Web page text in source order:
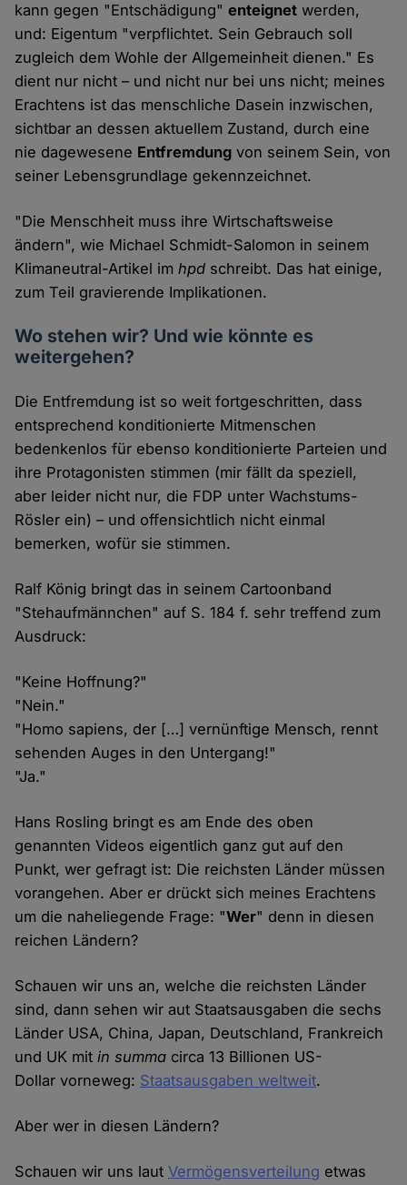
kann gegen "Entschädigung"enteignet werden,
und: Eigentum "verpflichtet. Sein Gebrauch soll
zugleich dem Wohle der Allgemeinheit dienen." Es
dient nur nicht – und nicht nur bei uns nicht; meines
Erachtens ist das menschliche Dasein inzwischen,
sichtbar an dessen aktuellem Zustand, durch eine
nie dagewesene Entfremdung von seinem Sein, von
seiner Lebensgrundlage gekennzeichnet.
"Die Menschheit muss ihre Wirtschaftsweise
ändern", wie Michael Schmidt-Salomon in seinem
Klimaneutral-Artikel imhpd schreibt. Das hat einige,
zum Teil gravierende Implikationen.
Wo stehen wir? Und wie könnte es
weitergehen?
Die Entfremdung ist so weit fortgeschritten, dass
entsprechend konditionierte Mitmenschen
bedenkenlos für ebenso konditionierte Parteien und
ihre Protagonisten stimmen (mir fällt da speziell,
aber leider nicht nur, die FDP unter Wachstums-
Rösler ein) – und offensichtlich nicht einmal
bemerken, wofür sie stimmen.
Ralf König bringt das in seinem Cartoonband
"Stehaufmännchen" auf S. 184 f. sehr treffend zum
Ausdruck:
"Keine Hoffnung?"
"Nein."
"Homo sapiens, der […] vernünftige Mensch, rennt
sehenden Auges in den Untergang!"
"Ja."
Hans Rosling bringt es am Ende des oben
genannten Videos eigentlich ganz gut auf den
Punkt, wer gefragt ist: Die reichsten Länder müssen
vorangehen. Aber er drückt sich meines Erachtens
um die naheliegende Frage: "Wer" denn in diesen
reichen Ländern?
Schauen wir uns an, welche die reichsten Länder
sind, dann sehen wir aut Staatsausgaben die sechs
Länder USA, China, Japan, Deutschland, Frankreich
und UK mitin summa circa 13 Billionen US-
Dollar vorneweg: Staatsausgaben weltweit.
Aber wer in diesen Ländern?
Schauen wir uns lautVermögensverteilung etwas